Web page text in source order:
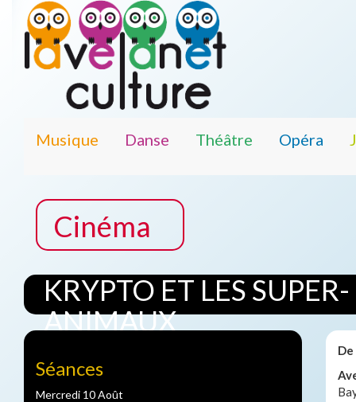
Musique Danse Théâtre Opéra
Cinéma
KRYPTO ET LES SUPER-
ANIMAUX
Séances
Mercredi 10 Août
De